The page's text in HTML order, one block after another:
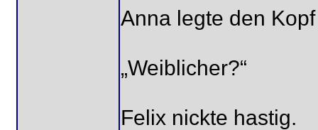
Anna legte den
„Weiblicher?“
Felix nickte hastig.